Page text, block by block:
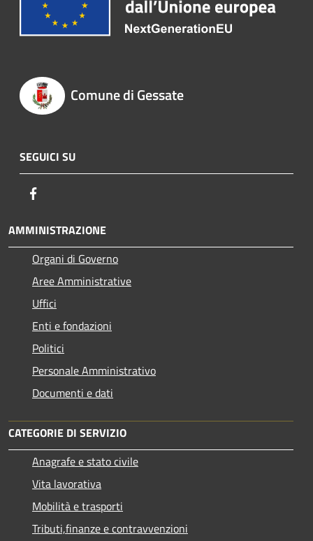
Comune di Gessate
SEGUICI SU
AMMINISTRAZIONE
Organi di Governo
Aree Amministrative
Uffici
Enti e fondazioni
Politici
Personale Amministrativo
Documenti e dati
CATEGORIE DI SERVIZIO
Anagrafe e stato civile
Vita lavorativa
Mobilità e trasporti
Tributi,finanze e contravvenzioni